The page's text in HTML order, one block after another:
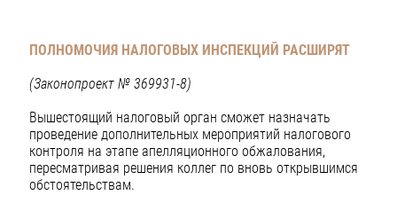
ПОЛНОМОЧИЯ НАЛОГОВЫХ ИНСПЕКЦИЙ РАСШИРЯТ
(Законопроект № 369931-8)
Вышестоящий налоговый орган сможет назначать
проведение дополнительных мероприятий налогового
контроля на этапе апелляционного обжалования,
пересматривая решения коллег по вновь открывшимся
обстоятельствам.